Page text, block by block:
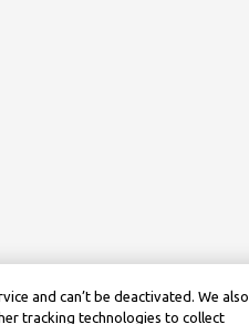
and can’t be deactivated. We also
tracking technologies to collect